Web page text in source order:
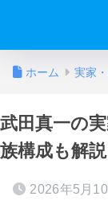
ホーム 実家
武田真一の
族構成も解説
2026年5月10